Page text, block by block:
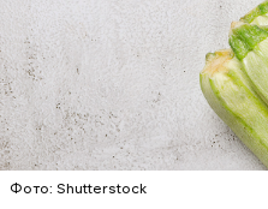
Фото: Shutterstock
ЕДА ОВОЩИ